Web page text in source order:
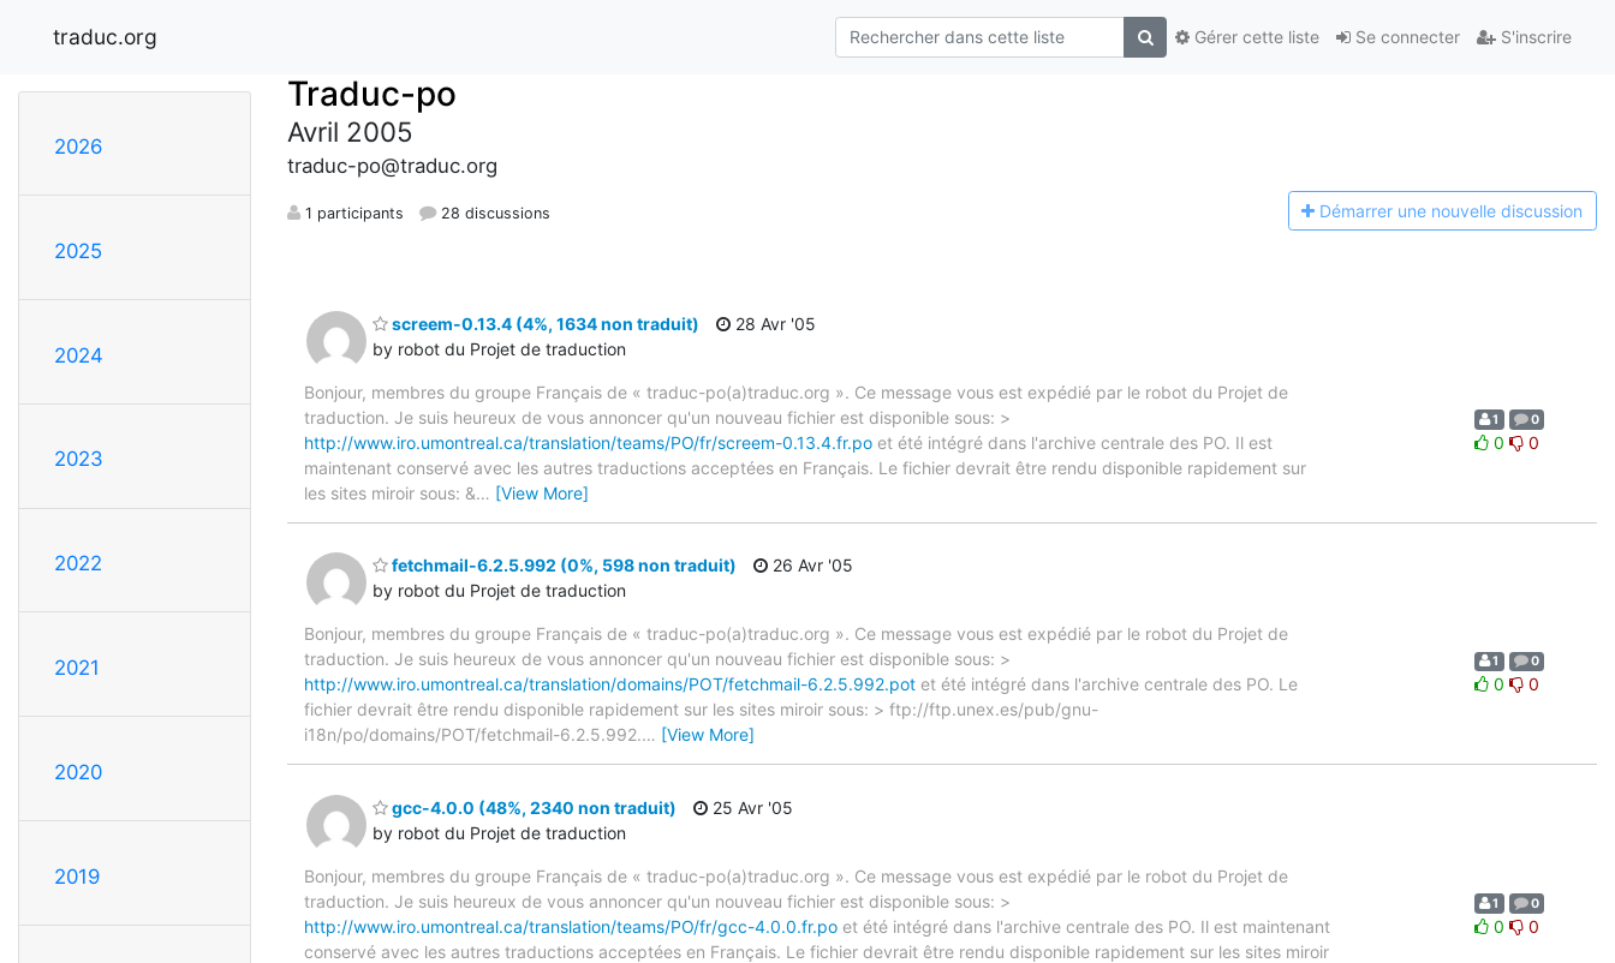
traduc.org Se connecter S'inscrire
Gérer cette liste
2026
2025
2024
2023
2022
2021
2020
2019
Traduc-po
Avril 2005
traduc-po@traduc.org
1 participants 28 discussions Démarrer une nouvelle discussion
screem-0.13.4 (4%, 1634 non traduit)
by robot du Projet de traduction
28 Avr '05
Bonjour, membres du groupe Français de « traduc-po(a)traduc.org ». Ce message vous est expédié par le robot du Projet de
traduction. Je suis heureux de vous annoncer qu'un nouveau fichier est disponible sous: >
http://www.iro.umontreal.ca/translation/teams/PO/fr/screem-0.13.4.fr.po et été intégré dans l'archive centrale des PO. Il est
maintenant conservé avec les autres traductions acceptées en Français. Le fichier devrait être rendu disponible rapidement sur
les sites miroir sous: &… [View More]
1 0
0 0
fetchmail-6.2.5.992 (0%, 598 non traduit)
by robot du Projet de traduction
26 Avr '05
Bonjour, membres du groupe Français de « traduc-po(a)traduc.org ». Ce message vous est expédié par le robot du Projet de
traduction. Je suis heureux de vous annoncer qu'un nouveau fichier est disponible sous: >
http://www.iro.umontreal.ca/translation/domains/POT/fetchmail-6.2.5.992.pot et été intégré dans l'archive centrale des PO. Le
fichier devrait être rendu disponible rapidement sur les sites miroir sous: > ftp://ftp.unex.es/pub/gnu-
i18n/po/domains/POT/fetchmail-6.2.5.992.… [View More]
1 0
0 0
gcc-4.0.0 (48%, 2340 non traduit)
by robot du Projet de traduction
25 Avr '05
Bonjour, membres du groupe Français de « traduc-po(a)traduc.org ». Ce message vous est expédié par le robot du Projet de
traduction. Je suis heureux de vous annoncer qu'un nouveau fichier est disponible sous: >
http://www.iro.umontreal.ca/translation/teams/PO/fr/gcc-4.0.0.fr.po et été intégré dans l'archive centrale des PO. Il est maintenant
conservé avec les autres traductions acceptées en Français. Le fichier devrait être rendu disponible rapidement sur les sites miroir
1 0
0 0